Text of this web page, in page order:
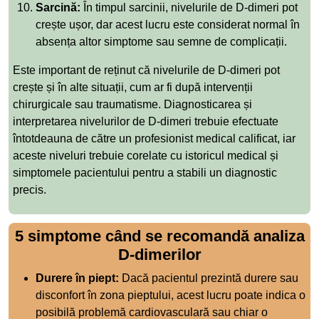
Sarcină: În timpul sarcinii, nivelurile de D-dimeri pot
crește ușor, dar acest lucru este considerat normal în
absența altor simptome sau semne de complicații.
Este important de reținut că nivelurile de D-dimeri pot
crește și în alte situații, cum ar fi după intervenții
chirurgicale sau traumatisme. Diagnosticarea și
interpretarea nivelurilor de D-dimeri trebuie efectuate
întotdeauna de către un profesionist medical calificat, iar
aceste niveluri trebuie corelate cu istoricul medical și
simptomele pacientului pentru a stabili un diagnostic
precis.
5 simptome când se recomandă analiza
D-dimerilor
Durere în piept: Dacă pacientul prezintă durere sau
disconfort în zona pieptului, acest lucru poate indica o
posibilă problemă cardiovasculară sau chiar o